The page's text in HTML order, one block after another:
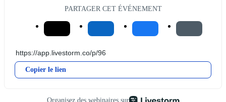
PARTAGER CET ÉVÉNEMENT
Copier le lien
Organisez des webinaires sur